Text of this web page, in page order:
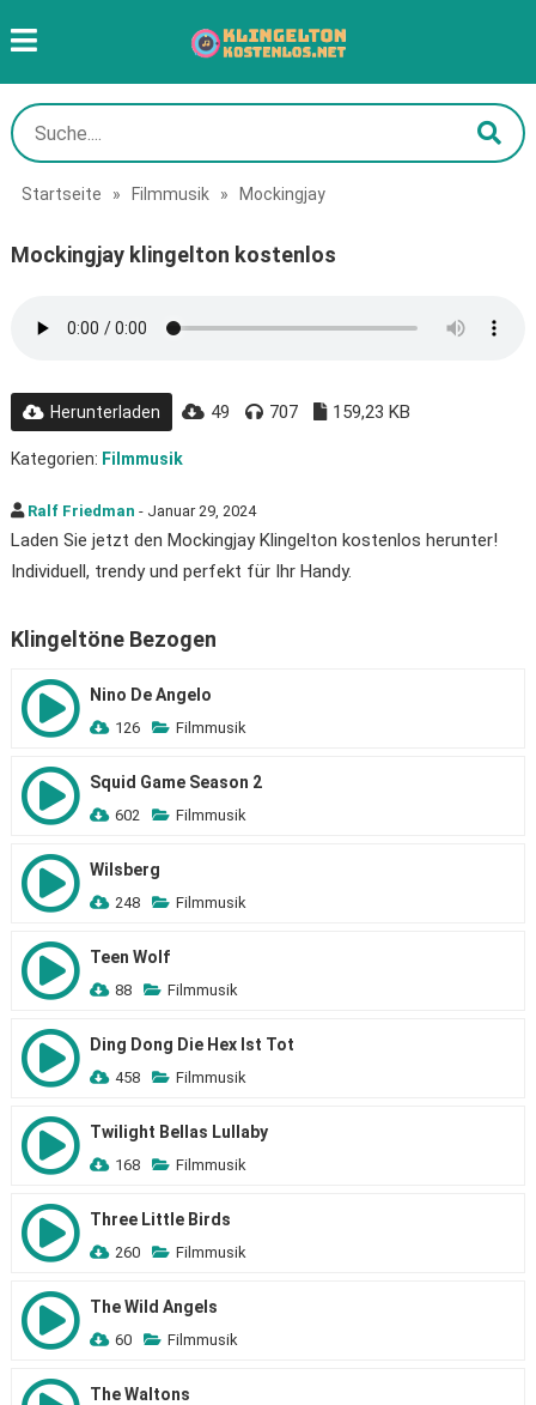
Startseite » Filmmusik » Mockingjay
Mockingjay klingelton kostenlos
Herunterladen 49 707 159,23 KB
Kategorien: Filmmusik
Ralf Friedman - Januar 29, 2024
Laden Sie jetzt den Mockingjay Klingelton kostenlos herunter!
Individuell, trendy und perfekt für Ihr Handy.
Klingeltöne Bezogen
Nino De Angelo
126 Filmmusik
Squid Game Season 2
602 Filmmusik
Wilsberg
248 Filmmusik
Teen Wolf
88 Filmmusik
Ding Dong Die Hex Ist Tot
458 Filmmusik
Twilight Bellas Lullaby
168 Filmmusik
Three Little Birds
260 Filmmusik
The Wild Angels
60 Filmmusik
The Waltons